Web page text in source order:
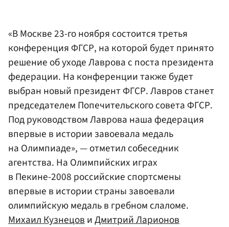
«В Москве 23-го ноября состоится третья
конференция ФГСР, на которой будет принято
решение об уходе Лаврова с поста президента
федерации. На конференции также будет
выбран новый президент ФГСР. Лавров станет
председателем Попечительского совета ФГСР.
Под руководством Лаврова наша федерация
впервые в истории завоевала медаль
на Олимпиаде», — отметил собеседник
агентства. На Олимпийских играх
в Пекине-2008 российские спортсмены
впервые в истории страны завоевали
олимпийскую медаль в гребном слаломе.
Михаил КузнецовиДмитрий Ларионов